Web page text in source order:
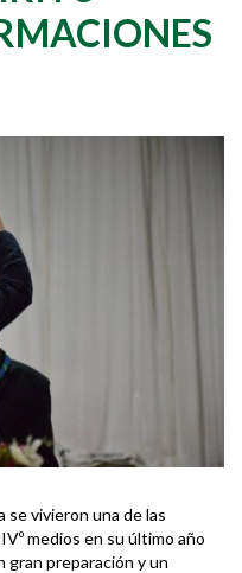
se vivieron una de las
medios en su último año
gran preparación y un